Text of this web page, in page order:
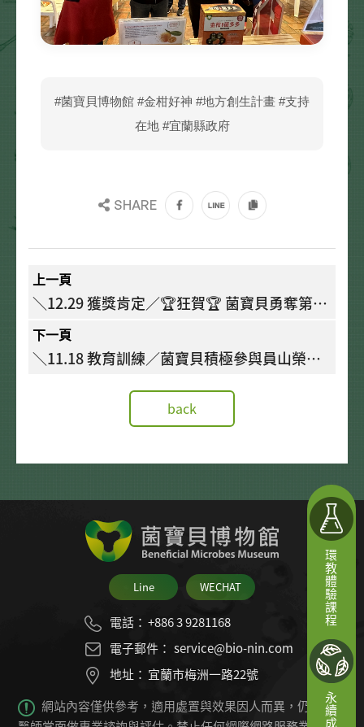
#菌寶貝博物館 #金柑好神 #地方創生計畫 #支持
在地 #宜蘭縣政府
SHARE
上一頁
＼12.29 獲獎肯定／🏆狂賀🏆 菌寶貝勇奪第22
屆 #國家新創獎🏅 企業新創獎
下一頁
＼11.18 教育訓練／菌寶貝積極參與員山榮民
back
Line WECHAT
電話： +886 3 9281168
電子郵件： service@bio-nin.com
地址： 宜蘭市梅洲一路22號
網站內容僅供參考，適用處置與效果因人而異，仍必須由
環教體驗課程